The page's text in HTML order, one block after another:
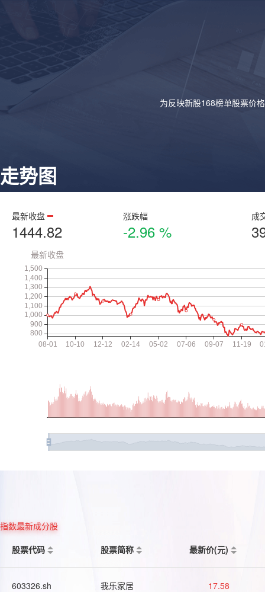
为反映新股168榜单股票价
走势图
最新收盘
1444.82
涨跌幅
-2.96 %
成
指数最新成分股
股票代码
股票简称 最新价(元)
603326.sh 我乐家居 17.58